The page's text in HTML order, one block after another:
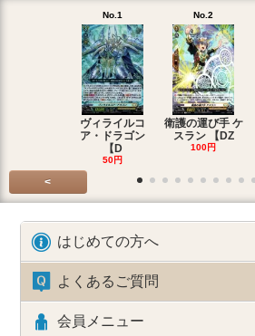
No.1
ヴィライルコ
ア・ドラゴン
【D
50円
No.2
衛護の運び手 ケ
スラン 【DZ
100円
<
はじめての方へ
よくあるご質問
会員メニュー